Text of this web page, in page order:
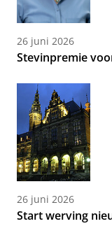
26 juni 2026
Stevinpremie
26 juni 2026
Start werving